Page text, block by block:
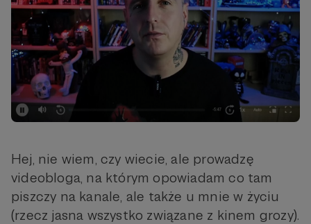
Hej, nie wiem, czy wiecie, ale prowadzę
videobloga, na którym opowiadam co tam
piszczy na kanale, ale także u mnie w życiu
(rzecz jasna wszystko związane z kinem grozy).